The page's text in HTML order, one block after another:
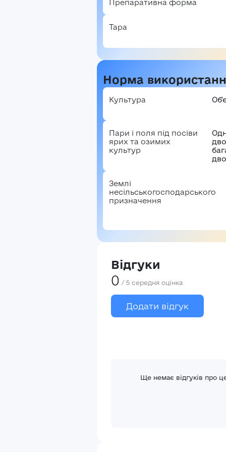
Препаративна форма
Тара
Норма
Культура
Пари і поля під посіви
ярих та озимих
культур
Землі
несільськогосподарського
призначення
Відгуки
0 / 5 середня оцінка
Додати відгук
Ще немає відгуків про